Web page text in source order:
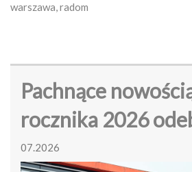
warszawa, radom
Pachnące
rocznika 2026
07.2026